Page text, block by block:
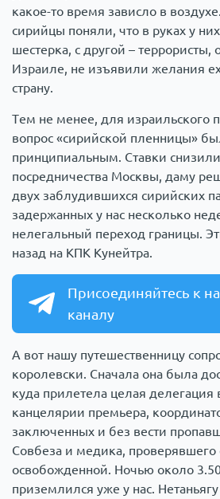
какое-то время зависло в
сирийцы поняли, что в руках у
шестерка, с другой –
Израиле, не изъявили желания
страну.
Тем не менее, для израильского
вопрос «сирийской пленницы»
принципиальным. Ставки
посредничества Москвы, даму
двух заблудившихся сирийских
задержанных у нас несколько
нелегальный переход границы.
назад на КПК Кунейтра.
Присоединяйтесь к
каналу
А вот нашу путешественницу
королевски. Сначала она была
куда прилетела целая делегация
канцелярии премьера,
заключенных и без вести
Совбеза и медика, проверявшего
освобожденной. Ночью около
приземлился уже у нас.